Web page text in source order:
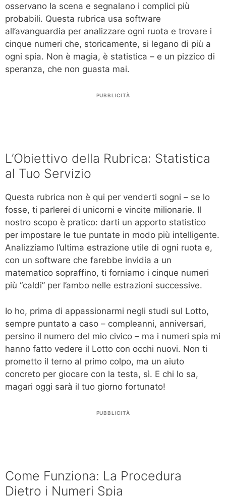
osservano la scena e segnalano i complici più
probabili. Questa rubrica usa software
all’avanguardia per analizzare ogni ruota e trovare i
cinque numeri che, storicamente, si legano di più a
ogni spia. Non è magia, è statistica – e un pizzico di
speranza, che non guasta mai.
PUBBLICITÀ
L’Obiettivo della Rubrica: Statistica
al Tuo Servizio
Questa rubrica non è qui per venderti sogni – se lo
fosse, ti parlerei di unicorni e vincite milionarie. Il
nostro scopo è pratico: darti un apporto statistico
per impostare le tue puntate in modo più intelligente.
Analizziamo l’ultima estrazione utile di ogni ruota e,
con un software che farebbe invidia a un
matematico sopraffino, ti forniamo i cinque numeri
più “caldi” per l’ambo nelle estrazioni successive.
Io ho, prima di appassionarmi negli studi sul Lotto,
sempre puntato a caso – compleanni, anniversari,
persino il numero del mio civico – ma i numeri spia mi
hanno fatto vedere il Lotto con occhi nuovi. Non ti
prometto il terno al primo colpo, ma un aiuto
concreto per giocare con la testa, sì. E chi lo sa,
magari oggi sarà il tuo giorno fortunato!
PUBBLICITÀ
Come Funziona: La Procedura
Dietro i Numeri Spia